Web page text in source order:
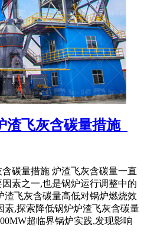
飞灰含碳量措施_
碳量措施 炉渣飞灰含碳量一直
素之一,也是锅炉运行调整中的
渣飞灰含碳量高低对锅炉燃烧效
素,探索降低锅炉炉渣飞灰含碳量
超临界锅炉实践,发现影响